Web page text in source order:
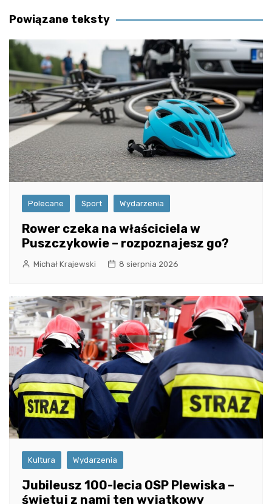
Powiązane teksty
Polecane Sport Wydarzenia
Rower czeka na właściciela w
Puszczykowie – rozpoznajesz go?
Michał Krajewski 8 sierpnia 2026
Kultura Wydarzenia
Jubileusz 100-lecia OSP Plewiska –
świętuj z nami ten wyjątkowy